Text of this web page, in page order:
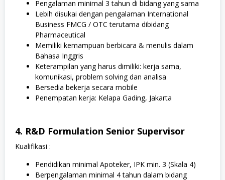
Pengalaman minimal 3 tahun di bidang yang sama
Lebih disukai dengan pengalaman International
Business FMCG / OTC terutama dibidang
Pharmaceutical
Memiliki kemampuan berbicara & menulis dalam
Bahasa Inggris
Keterampilan yang harus dimiliki: kerja sama,
komunikasi, problem solving dan analisa
Bersedia bekerja secara mobile
Penempatan kerja: Kelapa Gading, Jakarta
4. R&D Formulation Senior Supervisor
Kualifikasi :
Pendidikan minimal Apoteker, IPK min. 3 (Skala 4)
Berpengalaman minimal 4 tahun dalam bidang